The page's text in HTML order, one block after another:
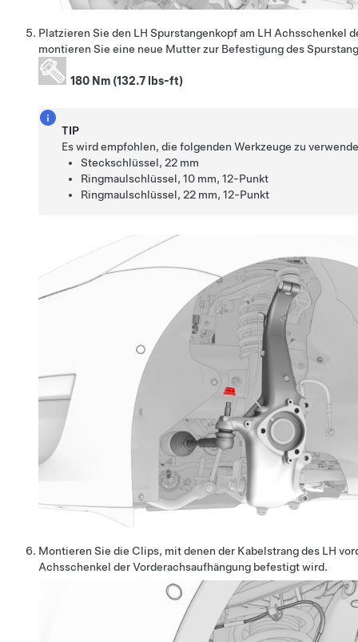
Platzieren Sie den LH Spurstangenkopf am LH Achsschenkel
montieren Sie eine neue Mutter zur Befestigung des
180 Nm (132.7 lbs-ft)
TIP
Es wird empfohlen, die folgenden Werkzeuge zu
Steckschlüssel, 22 mm
Ringmaulschlüssel, 10 mm, 12-Punkt
Ringmaulschlüssel, 22 mm, 12-Punkt
Montieren Sie die Clips, mit denen der Kabelstrang des LH
Achsschenkel der Vorderachsaufhängung befestigt wird.